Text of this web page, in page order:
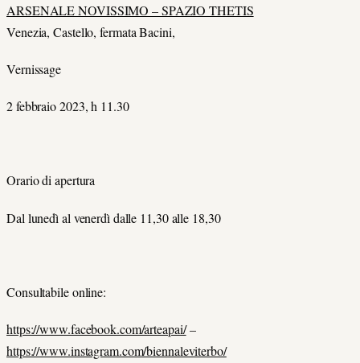
ARSENALE NOVISSIMO – SPAZIO THETIS
Venezia, Castello, fermata Bacini,
Vernissage
2 febbraio 2023, h 11.30
Orario di apertura
Dal lunedì al venerdì dalle 11,30 alle 18,30
Consultabile online:
https://www.facebook.com/arteapai/–
https://www.instagram.com/biennaleviterbo/